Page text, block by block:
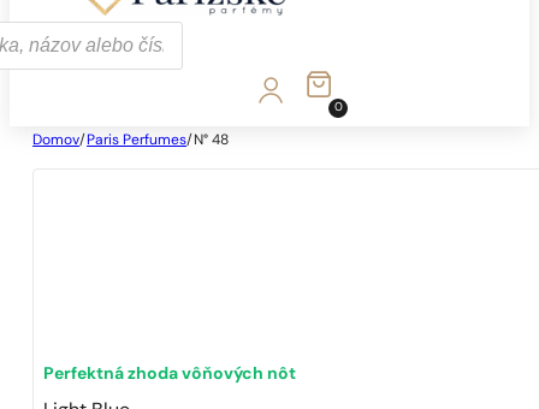
0
Domov/ Paris Perfumes/ N° 48
Perfektná zhoda vôňových nôt